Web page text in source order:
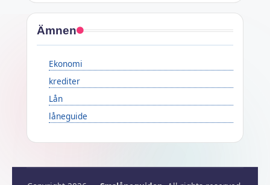
Ämnen
Ekonomi
krediter
Lån
låneguide